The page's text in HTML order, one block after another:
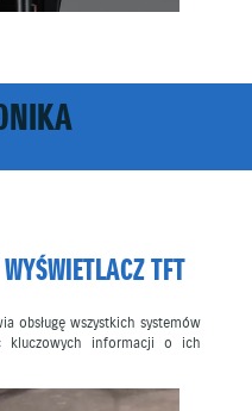
TFT
obsługę wszystkich systemów
kluczowych informacji o ich